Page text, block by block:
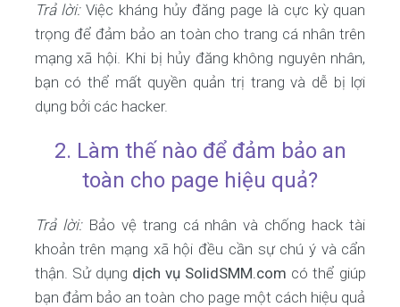
Trả lời:Việc kháng hủy đăng page là cực kỳ quan
trọng để đảm bảo an toàn cho trang cá nhân trên
mạng xã hội. Khi bị hủy đăng không nguyên nhân,
bạn có thể mất quyền quản trị trang và dễ bị lợi
dụng bởi các hacker.
2. Làm thế nào để đảm bảo an
toàn cho page hiệu quả?
Trả lời:Bảo vệ trang cá nhân và chống hack tài
khoản trên mạng xã hội đều cần sự chú ý và cẩn
thận. Sử dụng dịch vụ SolidSMM.com có thể giúp
bạn đảm bảo an toàn cho page một cách hiệu quả